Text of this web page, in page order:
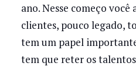
ano. Nesse começo
clientes, pouco legado,
tem um papel
tem que reter os